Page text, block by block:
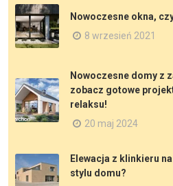
Nowoczesne okna,
8 wrzesień 2021
Nowoczesne domy z
zobacz gotowe
relaksu!
20 maj 2024
Elewacja z klinkieru
stylu domu?